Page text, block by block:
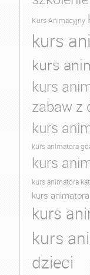
Kurs Animacyjny
kurs
kurs
kurs
zabaw z
kurs
kurs animatora
kurs
kurs animatora
kurs
kurs
kurs
dzieci